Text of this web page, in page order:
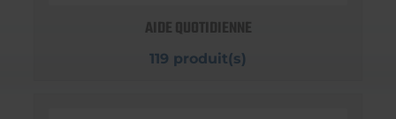
AIDE QUOTIDIENNE
119 produit(s)